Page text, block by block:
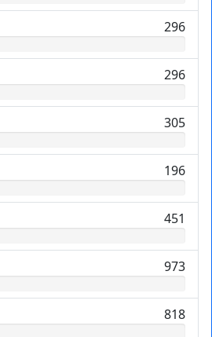
296
296
305
196
451
973
818